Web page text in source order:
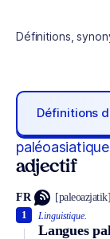
Définitions,
Définitions
paléoasiatique
adjectif
FR [paleoazjatik]
Linguistique.
Langues
1